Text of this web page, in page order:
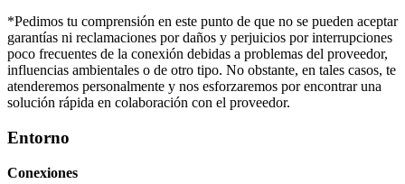
*Pedimos tu comprensión en este punto de que no se pueden aceptar
garantías ni reclamaciones por daños y perjuicios por interrupciones
poco frecuentes de la conexión debidas a problemas del proveedor,
influencias ambientales o de otro tipo. No obstante, en tales casos, te
atenderemos personalmente y nos esforzaremos por encontrar una
solución rápida en colaboración con el proveedor.
Entorno
Conexiones